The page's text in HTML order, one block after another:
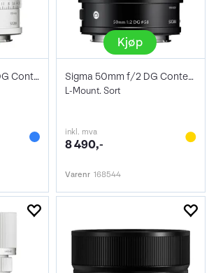
Sigma 45mm f/2.8 DG Contemporary Silver
Kjøp
Sigma 50mm f/2 DG Contemporary Black
L-Mount. Sort
inkl. mva
8 490,-
Varenr 168544